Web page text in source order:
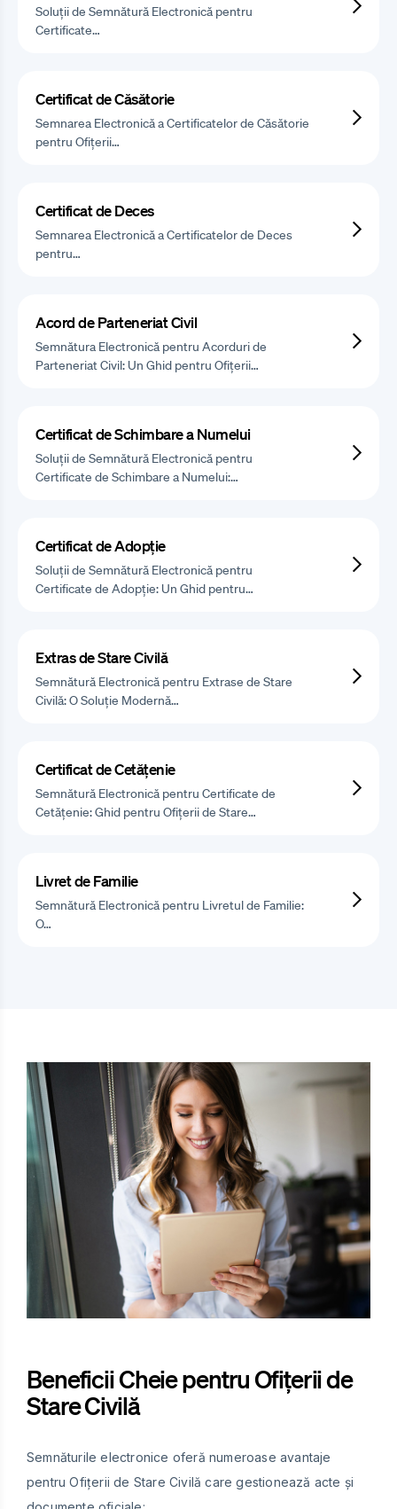
Soluții de Semnătură Electronică pentru
Certificate…
Certificat de Căsătorie
Semnarea Electronică a Certificatelor de Căsătorie
pentru Ofițerii…
Certificat de Deces
Semnarea Electronică a Certificatelor de Deces
pentru…
Acord de Parteneriat Civil
Semnătura Electronică pentru Acorduri de
Parteneriat Civil: Un Ghid pentru Ofițerii…
Certificat de Schimbare a Numelui
Soluții de Semnătură Electronică pentru
Certificate de Schimbare a Numelui:…
Certificat de Adopție
Soluții de Semnătură Electronică pentru
Certificate de Adopție: Un Ghid pentru…
Extras de Stare Civilă
Semnătură Electronică pentru Extrase de Stare
Civilă: O Soluție Modernă…
Certificat de Cetățenie
Semnătură Electronică pentru Certificate de
Cetățenie: Ghid pentru Ofițerii de Stare…
Livret de Familie
Semnătură Electronică pentru Livretul de Familie:
O…
Beneficii Cheie pentru Ofițerii de
Stare Civilă
Semnăturile electronice oferă numeroase avantaje
pentru Ofițerii de Stare Civilă care gestionează acte și